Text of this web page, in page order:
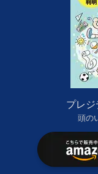
プレ
頭の